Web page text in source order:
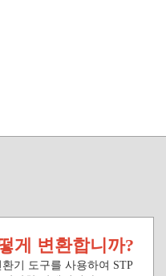
게 변환합니까?
기 도구를 사용하여 STP